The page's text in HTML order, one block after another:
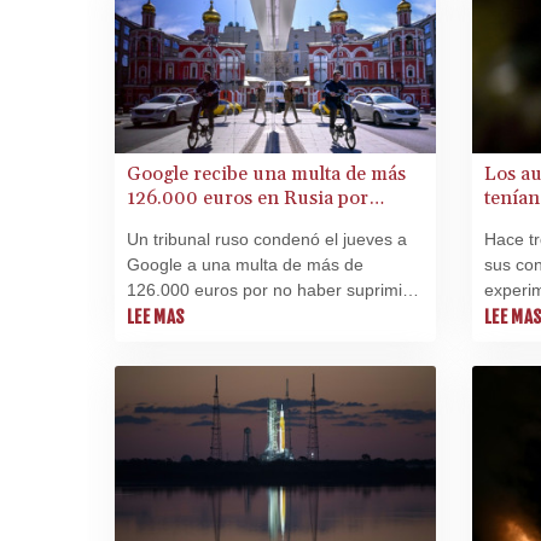
Google recibe una multa de más
126.000 euros en Rusia por
Un tribunal ruso condenó el jueves a
Google a una multa de más de
126.000 euros por no haber suprimido
contenidos "prohibidos" sobre la
LEE MAS
Los
Hace
sus
y
a
una
LEE MAS